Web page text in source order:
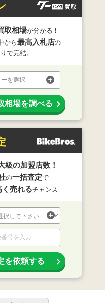
取相場が分かる！
から最高入札店の
で完結。
を選択
相場を調べる
級の加盟店数！
の一括査定で
く売れるチャンス
を依頼する